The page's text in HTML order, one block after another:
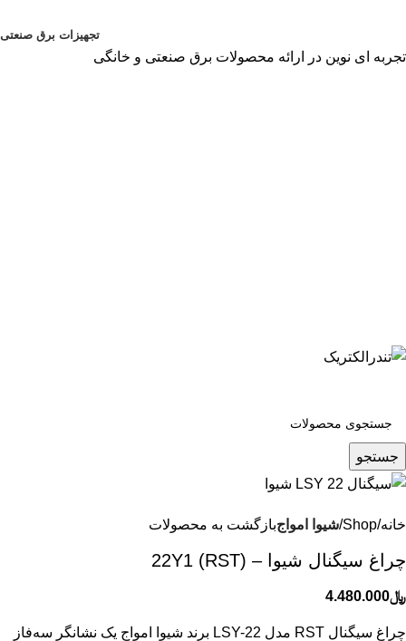
تجهیزات برق صنعتی
تجربه ای نوین در ارائه محصولات برق صنعتی و خانگی
جستجو
خانه Shop شیوا امواجبازگشت به محصولات
چراغ سيگنال شيوا – 22Y1 (RST)
﷼4.480.000
چراغ سیگنال RST مدل LSY-22 برند شیوا امواج یک نشانگر سه‌فاز